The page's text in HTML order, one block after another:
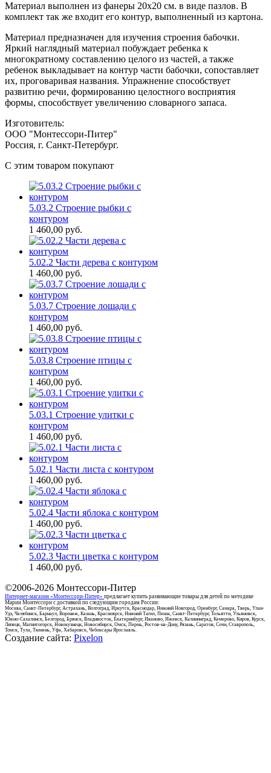
Материал выполнен из фанеры 20х20 см. в виде пазлов. В
комплект так же входит его контур, выполненный из картона.
Материал предназначен для изучения строения бабочки.
Яркий наглядный материал побуждает ребенка к
многократному составлению целого из частей, а также
ребенок выкладывает на контур части бабочки, сопоставляет
их, проговаривая названия. Упражнение способствует
развитию речи, формированию целостного восприятия
формы, способствует увеличению словарного запаса.
Изготовитель:
ООО "Монтессори-Питер"
Россия, г. Санкт-Петербург.
C этим товаром покупают
5.03.2 Строение рыбки с
контуром
1 460,00 руб.
5.02.2 Части дерева с контуром
1 460,00 руб.
5.03.7 Строение лошади с
контуром
1 460,00 руб.
5.03.8 Строение птицы с
контуром
1 460,00 руб.
5.03.1 Строение улитки с
контуром
1 460,00 руб.
5.02.1 Части листа с контуром
1 460,00 руб.
5.02.4 Части яблока с контуром
1 460,00 руб.
5.02.3 Части цветка с контуром
1 460,00 руб.
©2006-2026 Монтессори-Питер
Интернет-магазин «Монтессори-Питер» предлагает купить развивающие товары для детей по методике
Марии Монтессори с доставкой по следующим городам России:
Москва, Санкт-Петербург, Астрахань, Волгоград, Иркутск, Краснодар, Нижний Новгород, Оренбург, Самара, Тверь, Улан-
Удэ, Челябинск, Барнаул, Воронеж, Казань, Красноярск, Нижний Тагил, Пенза, Санкт-Петербург, Тольятти, Ульяновск,
Южно-Сахалинск, Белгород, Брянск, Владивосток, Екатеринбург, Иваново, Ижевск, Калининград, Кемерово, Киров, Курск,
Липецк, Магнитогорск, Новокузнецк, Новосибирск, Омск, Пермь, Ростов-на-Дону, Рязань, Саратов, Сочи, Ставрополь,
Томск, Тула, Тюмень, Уфа, Хабаровск, Чебоксары Ярославль.
Создание сайта: Pixelon